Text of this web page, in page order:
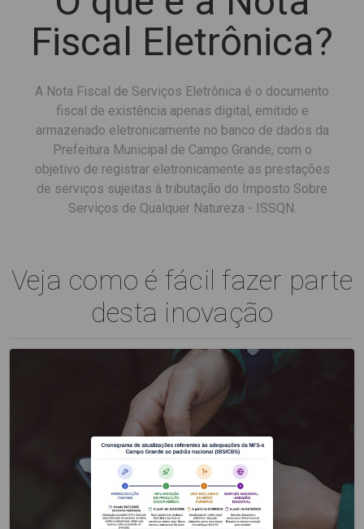
Fiscal Eletrônica?
A Nota Fiscal de Serviços Eletrônica é o documento
fiscal de existência apenas digital, emitido e
armazenado eletronicamente no banco de dados da
Prefeitura Municipal de Campo Grande, com o
objetivo de registrar eletronicamente as prestações
de serviços sujeitas à tributação do Imposto Sobre
Serviços de Qualquer Natureza - ISSQN.
Veja como é fácil fazer parte
desta inovação